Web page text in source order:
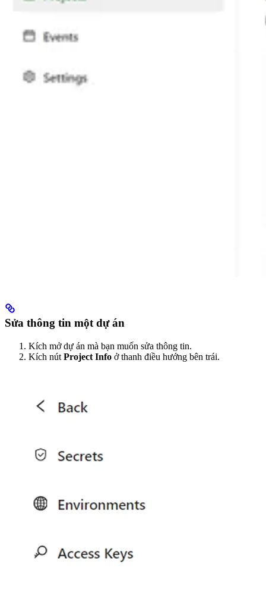
Sửa thông tin một dự án
Kích mở dự án mà bạn muốn sửa thông tin.
Kích nút Project Info ở thanh điều hướng bên trái.